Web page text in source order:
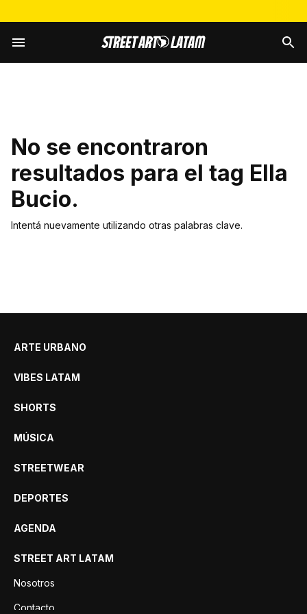
No se encontraron
resultados para el tag Ella
Bucio.
Intentá nuevamente utilizando otras palabras clave.
ARTE URBANO
VIBES LATAM
SHORTS
MÚSICA
STREETWEAR
DEPORTES
AGENDA
STREET ART LATAM
Nosotros
Contacto